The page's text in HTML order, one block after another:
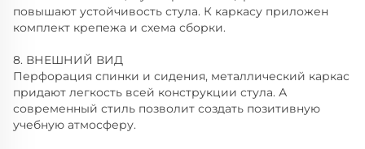
повышают устойчивость стула. К каркасу приложен
комплект крепежа и схема сборки.
8. ВНЕШНИЙ ВИД
Перфорация спинки и сидения, металлический каркас
придают легкость всей конструкции стула. А
современный стиль позволит создать позитивную
учебную атмосферу.